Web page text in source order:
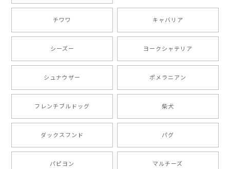
【 自然に囲まれた ダックスフンド 】 キャニスター 保存容器 お家用 プレゼント 犬 ペット うちの子 犬グッズ
【 ボーダーコリー 水彩画風 毛色4色 】 手帳 スマホケース 犬 うちの子 iPhone & Android
ったです。 ご連絡が取りづらい点だけ少し不安になり
ましたが、商品の素敵さでチャラです。 本当に可愛
い。ありがとうございます。
チワワ キャバリア
シーズー ヨークシャテリア
シュナウザー ポメラニアン
フレンチブルドッグ 柴犬
ダックスフンド パグ
パピヨン マルチーズ